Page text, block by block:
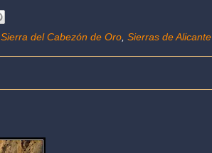
Sierra del Cabezón de Oro, Sierras de Alicante